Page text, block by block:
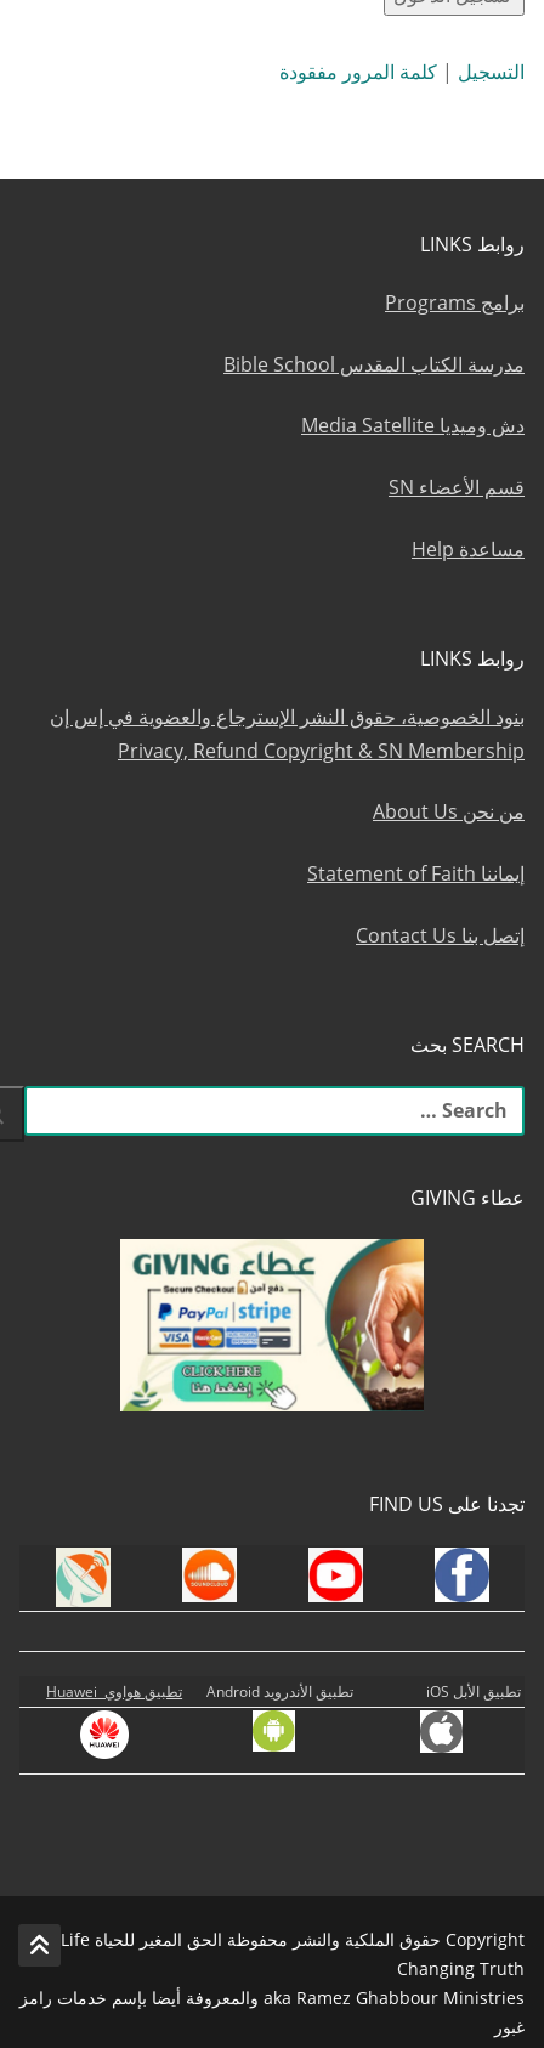
التسجيل | كلمة المرور مفقودة
روابط LINKS
برامج Programs
مدرسة الكتاب المقدس Bible School
دش وميديا Media Satellite
قسم الأعضاء SN
مساعدة Help
روابط LINKS
بنود الخصوصية، حقوق النشر الإسترجاع والعضوية في إس إن
Privacy, Refund Copyright & SN Membership
من نحن About Us
إيماننا Statement of Faith
إتصل بنا Contact Us
SEARCH بحث
البحث
عن:
عطاء GIVING
تجدنا على FIND US
تطبيق الأبل iOS تطبيق الأندرويد Android تطبيق هواوي Huawei
Copyright حقوق الملكية والنشر محفوظة الحق المغير للحياة Life
Changing Truth
aka Ramez Ghabbour Ministries والمعروفة أيضا بإسم خدمات رامز
غبور